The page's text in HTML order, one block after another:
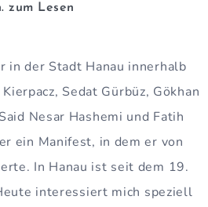
zum Lesen
in der Stadt Hanau innerhalb
Sedat Gürbüz, Gökhan
Nesar Hashemi und Fatih
ein Manifest, in dem er von
In Hanau ist seit dem 19.
interessiert mich speziell